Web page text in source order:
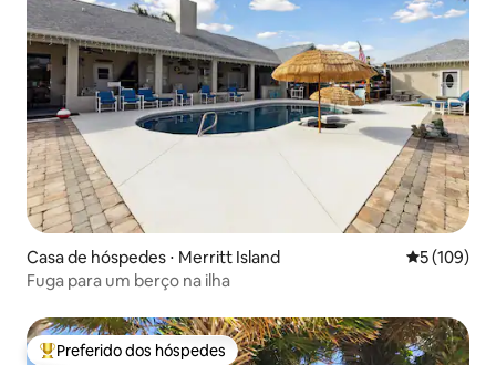
Casa de hóspedes ⋅ Merritt Island 5 de uma
5 (109)
Fuga para um berço na ilha
Entre os melhores preferidos dos hóspedes
Preferido dos hóspedes